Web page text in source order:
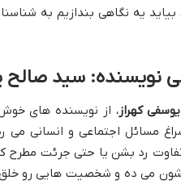
بیاید یه نگاهی بندازیم به
کهراز، از نویسنده های
مسائل اجتماعی و انسانی می
رد بشن یا حتی جرئت مطرح
می ده و شخصیت هایی رو خلق